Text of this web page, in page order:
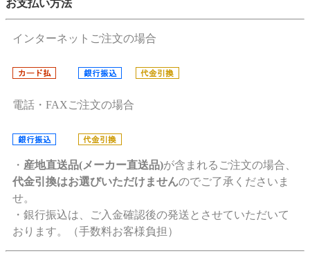
お支払い方法
インターネットご注文の場合
電話・FAXご注文の場合
・ 産地直送品(メーカー直送品)が含まれるご注文の場合、
代金引換はお選びいただけませんのでご了承くださいま
せ。
・銀行振込は、ご入金確認後の発送とさせていただいて
おります。（手数料お客様負担）